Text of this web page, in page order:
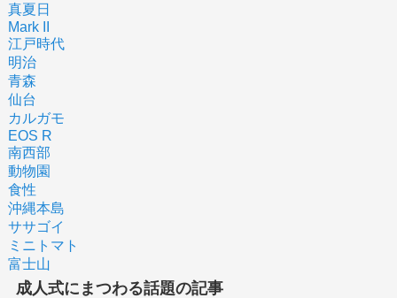
真夏日
Mark II
江戸時代
明治
青森
仙台
カルガモ
EOS R
南西部
動物園
食性
沖縄本島
ササゴイ
ミニトマト
富士山
成人式にまつわる話題の記事